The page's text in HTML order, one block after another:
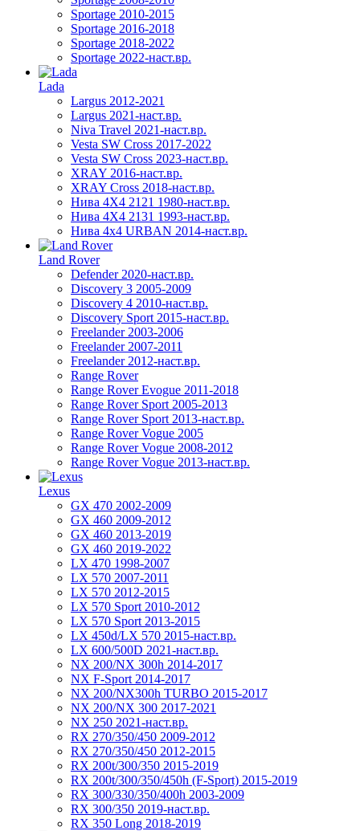
Sportage 2010-2015
Sportage 2016-2018
Sportage 2018-2022
Sportage 2022-наст.вр.
Lada
Largus 2012-2021
Largus 2021-наст.вр.
Niva Travel 2021-наст.вр.
Vesta SW Cross 2017-2022
Vesta SW Cross 2023-наст.вр.
XRAY 2016-наст.вр.
XRAY Cross 2018-наст.вр.
Нива 4X4 2121 1980-наст.вр.
Нива 4X4 2131 1993-наст.вр.
Нива 4х4 URBAN 2014-наст.вр.
Land Rover
Defender 2020-наст.вр.
Discovery 3 2005-2009
Discovery 4 2010-наст.вр.
Discovery Sport 2015-наст.вр.
Freelander 2003-2006
Freelander 2007-2011
Freelander 2012-наст.вр.
Range Rover
Range Rover Evogue 2011-2018
Range Rover Sport 2005-2013
Range Rover Sport 2013-наст.вр.
Range Rover Vogue 2005
Range Rover Vogue 2008-2012
Range Rover Vogue 2013-наст.вр.
Lexus
GX 470 2002-2009
GX 460 2009-2012
GX 460 2013-2019
GX 460 2019-2022
LX 470 1998-2007
LX 570 2007-2011
LX 570 2012-2015
LX 570 Sport 2010-2012
LX 570 Sport 2013-2015
LX 450d/LX 570 2015-наст.вр.
LX 600/500D 2021-наст.вр.
NX 200/NX 300h 2014-2017
NX F-Sport 2014-2017
NX 200/NX300h TURBO 2015-2017
NX 200/NX 300 2017-2021
NX 250 2021-наст.вр.
RX 270/350/450 2009-2012
RX 270/350/450 2012-2015
RX 200t/300/350 2015-2019
RX 200t/300/350/450h (F-Sport) 2015-2019
RX 300/330/350/400h 2003-2009
RX 300/350 2019-наст.вр.
RX 350 Long 2018-2019